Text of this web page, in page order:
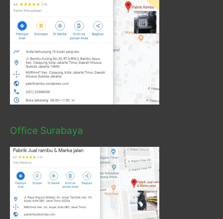
Office Surabaya